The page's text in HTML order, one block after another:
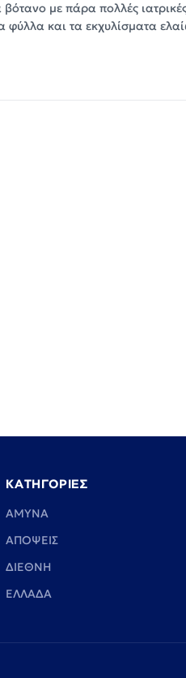
βότανο με πάρα πολλές
φύλλα και τα εκχυλίσματα
ΚΑΤΗΓΟΡΙΕΣ
ΑΜΥΝΑ
ΑΠΟΨΕΙΣ
ΔΙΕΘΝΗ
ΕΛΛΑΔΑ